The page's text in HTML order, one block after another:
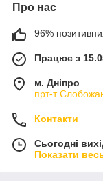
Про нас
96%
Працює з
м. Дніпро
прт-т
Контакти
Сьогодні
Показати